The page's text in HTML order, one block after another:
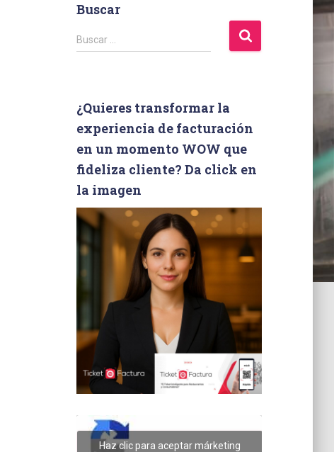
Buscar
B
u
r
:
Buscar …
¿Quieres transformar la
experiencia de facturación
en un momento WOW que
fideliza cliente? Da click en
la imagen
Haz clic para aceptar márketing